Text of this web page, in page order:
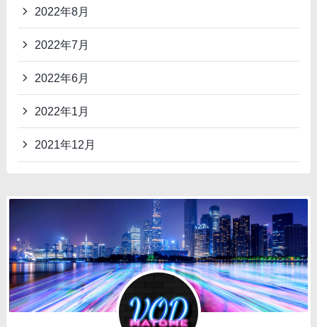
2022年8月
2022年7月
2022年6月
2022年1月
2021年12月